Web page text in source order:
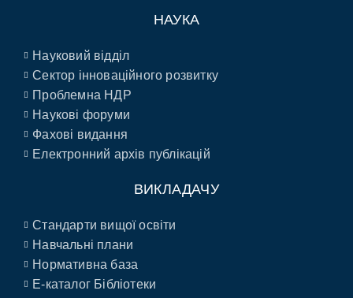
НАУКА
Науковий відділ
Сектор інноваційного розвитку
Проблемна НДР
Наукові форуми
Фахові видання
Електронний архів публікацій
ВИКЛАДАЧУ
Стандарти вищої освіти
Навчальні плани
Нормативна база
E-каталог Бібліотеки